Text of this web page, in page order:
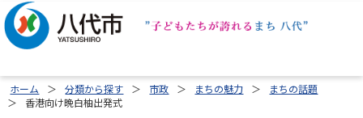
ホーム 分類から探す 市政 まちの魅力
まちの話題
香港向け晩白柚出発式